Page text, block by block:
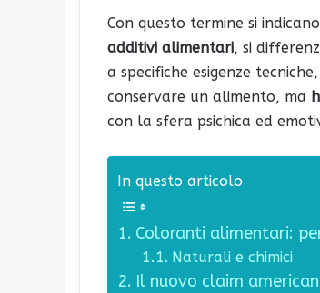
Con questo termine si
additivi alimentari, si
a specifiche esigenze
conservare un alimento, ma
con la sfera psichica ed
In questo articolo
Coloranti alimentari:
Naturali e chimici
Il nuovo claim